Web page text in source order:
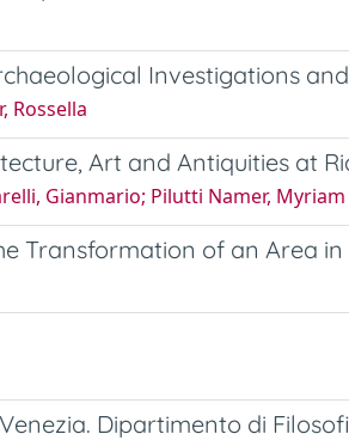
Investigations
Rossella
Art and Antiquities at
Gianmario; Pilutti Namer, Myriam
Transformation of an Area
Venezia. Dipartimento di